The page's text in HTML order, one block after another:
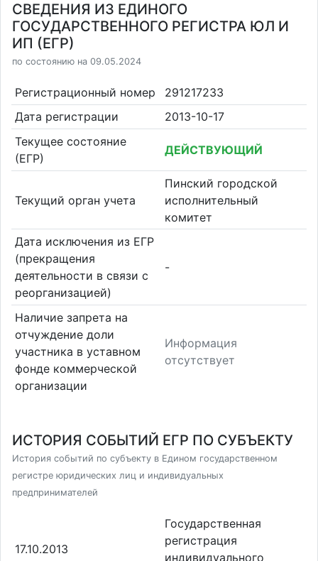
СВЕДЕНИЯ ИЗ ЕДИНОГО
ГОСУДАРСТВЕННОГО РЕГИСТРА ЮЛ И
ИП (ЕГР)
по состоянию на 09.05.2024
Регистрационный номер
291217233
Дата регистрации
2013-10-17
Текущее состояние
(ЕГР)
ДЕЙСТВУЮЩИЙ
Текущий орган учета
Пинский городской
исполнительный
комитет
Дата исключения из ЕГР
(прекращения
деятельности в связи с
реорганизацией)
-
Наличие запрета на
отчуждение доли
участника в уставном
фонде коммерческой
организации
Информация
отсутствует
ИСТОРИЯ СОБЫТИЙ ЕГР ПО СУБЪЕКТУ
История событий по субъекту в Едином государственном
регистре юридических лиц и индивидуальных
предпринимателей
17.10.2013
Государственная
регистрация
индивидуального